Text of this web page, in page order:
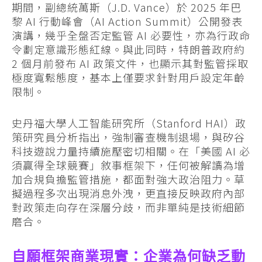
期間，副總統萬斯（J.D. Vance）於 2025 年巴
黎 AI 行動峰會（AI Action Summit）公開發表
演講，幾乎全盤否定監管 AI 必要性，亦為行政命
令劃定意識形態紅線。與此同時，特朗普政府約
2 個月前發布 AI 政策文件，也顯示其對監管採取
極度寬鬆態度，基本上僅要求針對用戶設定年齡
限制。
史丹福大學人工智能研究所（Stanford HAI）政
策研究員分析指出，強制審查機制退場，與矽谷
科技遊說力量持續施壓密切相關。在「美國 AI 必
須贏得全球競賽」敘事框架下，任何被解讀為增
加合規負擔監管措施，都面對強大政治阻力。草
擬過程多次出現消息外洩，更直接反映政府內部
對政策走向存在深層分歧，而非單純是技術細節
磨合。
自願框架商業現實：企業為何缺乏動